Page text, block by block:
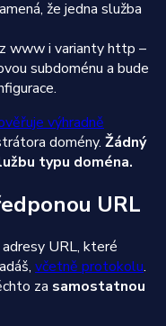
že jedna služba
www i varianty http –
subdoménu a bude
výhradně
domény. Žádný
typu doména.
URL
URL, které
včetně protokolu.
za samostatnou